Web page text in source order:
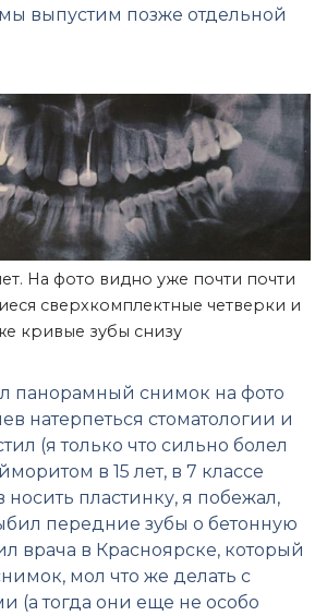
выпустим позже отдельной
На фото видно уже почти почти
сверхкомплектные четверки и
кривые зубы снизу
панорамный снимок на фото
натерпеться стоматологии и
(я только что сильно болел
в 15 лет, в 7 классе
носить пластинку, я побежал,
передние зубы о бетонную
врача в Красноярске, который
мол что же делать с
(а тогда они еще не особо